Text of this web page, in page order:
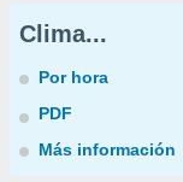
Clima...
Por hora
PDF
Más información